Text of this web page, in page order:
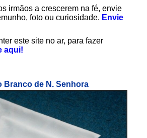
irmãos a crescerem na fé, envie
foto ou curiosidade. Envie
este site no ar, para fazer
aqui!
Branco de N. Senhora